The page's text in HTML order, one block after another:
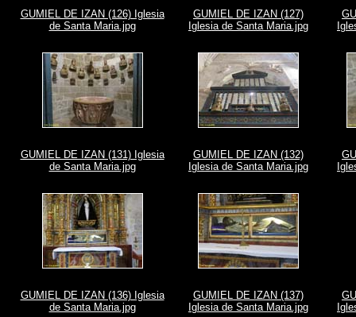
GUMIEL DE IZAN (126) Iglesia
de Santa Maria.jpg
GUMIEL DE IZAN (127)
Iglesia de Santa Maria.jpg
GUMIEL DE IZAN (131) Iglesia
de Santa Maria.jpg
GUMIEL DE IZAN (132)
Iglesia de Santa Maria.jpg
GUMIEL DE IZAN (136) Iglesia
de Santa Maria.jpg
GUMIEL DE IZAN (137)
Iglesia de Santa Maria.jpg